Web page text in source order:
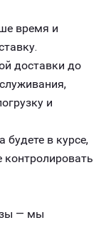
время и
доставки до
и
будете в курсе,
контролировать
— мы